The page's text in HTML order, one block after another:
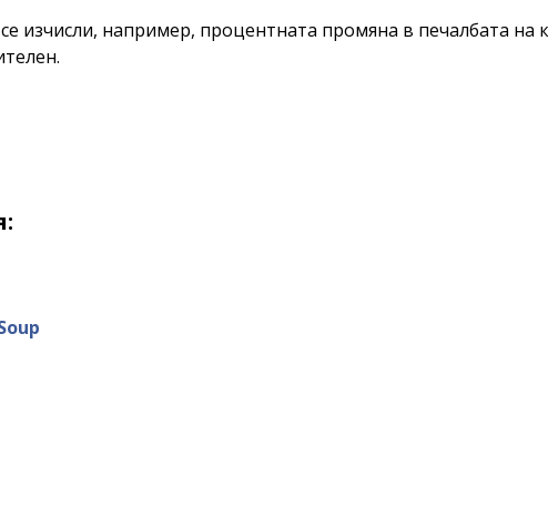
изчисли, например, процентната промяна в печалбата на